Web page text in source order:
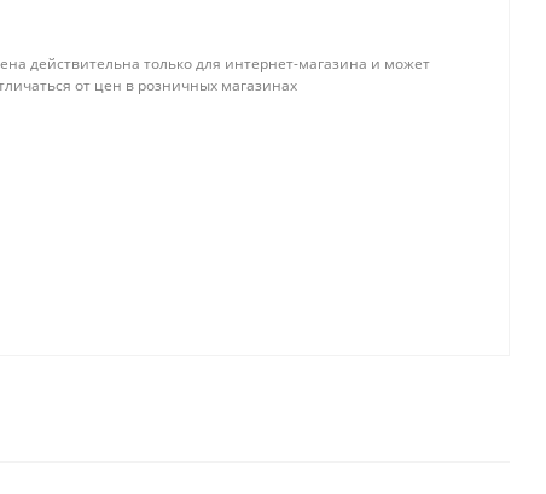
действительна только для интернет-магазина и может
от цен в розничных магазинах